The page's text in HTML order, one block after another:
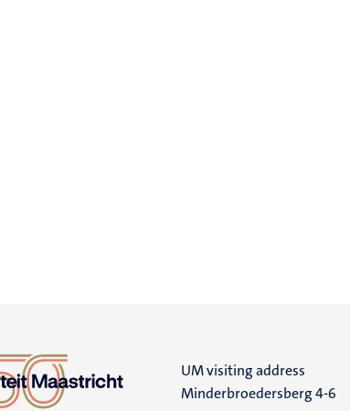
UM visiting address
Minderbroedersberg 4-6